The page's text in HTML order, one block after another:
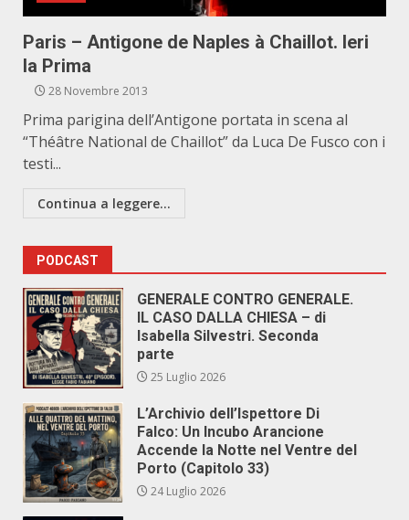
Paris – Antigone de Naples à Chaillot. Ieri
la Prima
28 Novembre 2013
Prima parigina dell’Antigone portata in scena al
“Théâtre National de Chaillot” da Luca De Fusco con i
testi...
Continua a leggere...
PODCAST
GENERALE CONTRO GENERALE.
IL CASO DALLA CHIESA – di
Isabella Silvestri. Seconda
parte
25 Luglio 2026
L’Archivio dell’Ispettore Di
Falco: Un Incubo Arancione
Accende la Notte nel Ventre del
Porto (Capitolo 33)
24 Luglio 2026